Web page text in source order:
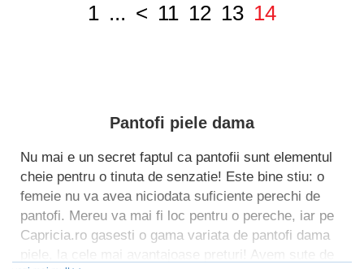
1 ... < 11 12 13 14
Pantofi piele dama
Nu mai e un secret faptul ca pantofii sunt elementul
cheie pentru o tinuta de senzatie! Este bine stiu: o
femeie nu va avea niciodata suficiente perechi de
pantofi. Mereu va mai fi loc pentru o pereche, iar pe
Capricia.ro gasesti o gama variata de pantofi dama
piele, la cele mai avantajoase preturi! Avem sute de